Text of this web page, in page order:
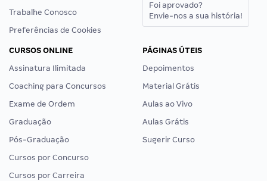
Trabalhe Conosco
Preferências de Cookies
Foi aprovado?
Envie-nos a sua história!
CURSOS ONLINE
Assinatura Ilimitada
Coaching para Concursos
Exame de Ordem
Graduação
Pós-Graduação
Cursos por Concurso
Cursos por Carreira
PÁGINAS ÚTEIS
Depoimentos
Material Grátis
Aulas ao Vivo
Aulas Grátis
Sugerir Curso